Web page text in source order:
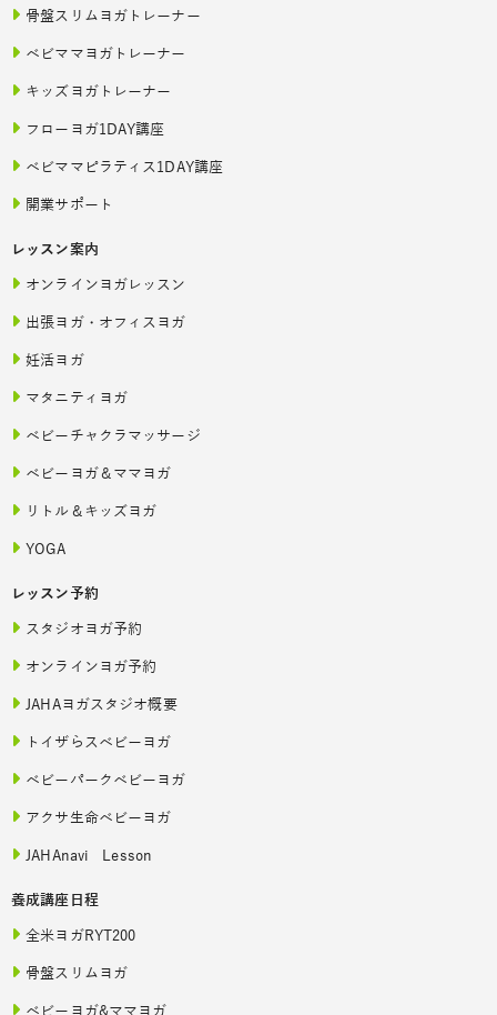
骨盤スリムヨガトレーナー
ベビママヨガトレーナー
キッズヨガトレーナー
フローヨガ1DAY講座
ベビママピラティス1DAY講座
開業サポート
レッスン案内
オンラインヨガレッスン
出張ヨガ・オフィスヨガ
妊活ヨガ
マタニティヨガ
ベビーチャクラマッサージ
ベビーヨガ＆ママヨガ
リトル＆キッズヨガ
YOGA
レッスン予約
スタジオヨガ予約
オンラインヨガ予約
JAHAヨガスタジオ概要
トイザらスベビーヨガ
ベビーパークベビーヨガ
アクサ生命ベビーヨガ
JAHAnavi Lesson
養成講座日程
全米ヨガRYT200
骨盤スリムヨガ
ベビーヨガ&ママヨガ